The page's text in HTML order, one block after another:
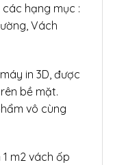
hạng mục :
Vách
in 3D, được
bề mặt.
vô cùng
m2 vách ốp